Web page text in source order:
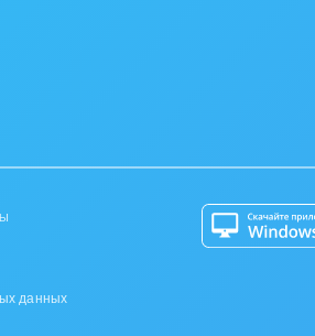
данных